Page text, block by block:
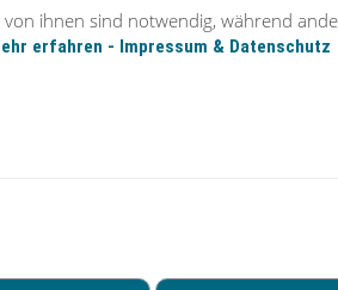
ihnen sind notwendig, während
erfahren - Impressum & Datenschutz